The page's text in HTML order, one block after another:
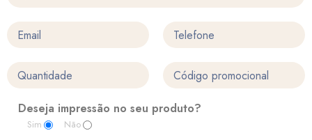
Deseja impressão no seu produto?
Sim
Não